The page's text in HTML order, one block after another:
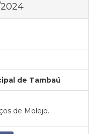
de Tambaú
de Molejo.